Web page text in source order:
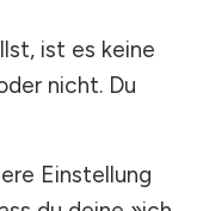
ist es keine
nicht. Du
Einstellung